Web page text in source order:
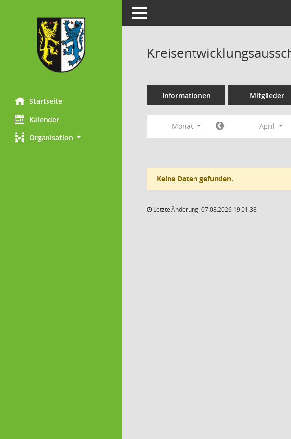
Startseite
Kalender
Organisation
Toggle navigation
Informationen Mitglieder
Monat April
Keine Daten gefunden.
Letzte Änderung: 07.08.2026 19:01:38